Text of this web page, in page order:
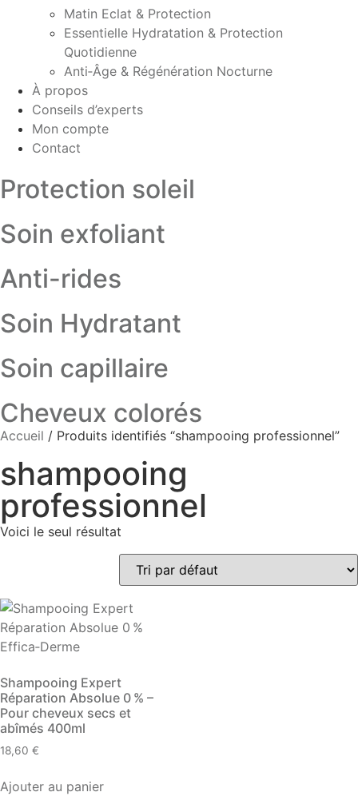
Matin Eclat & Protection
Essentielle Hydratation & Protection
Quotidienne
Anti‑Âge & Régénération Nocturne
À propos
Conseils d’experts
Mon compte
Contact
Protection soleil
Soin exfoliant
Anti-rides
Soin Hydratant
Soin capillaire
Cheveux colorés
Accueil / Produits identifiés “shampooing professionnel”
shampooing
professionnel
Voici le seul résultat
Shampooing Expert
Réparation Absolue 0 % –
Pour cheveux secs et
abîmés 400ml
18,60 €
Ajouter au panier